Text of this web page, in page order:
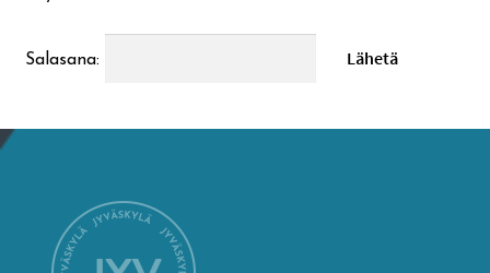
Taideapteekki
Salasana: